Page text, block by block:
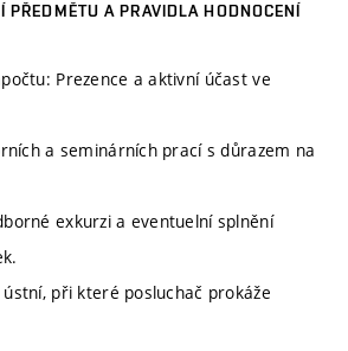
PŘEDMĚTU A PRAVIDLA HODNOCENÍ
Prezence a aktivní účast ve
a seminárních prací s důrazem na
exkurzi a eventuelní splnění
při které posluchač prokáže